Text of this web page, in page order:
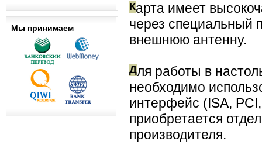
Мы принимаем
Карта имеет
через специальный
внешнюю антенну.
Для работы в
необходимо
интерфейс (ISA,
приобретается
производителя.